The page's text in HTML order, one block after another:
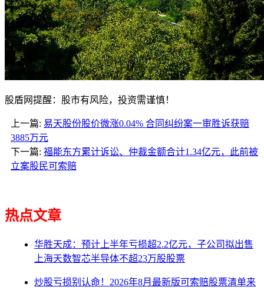
股盾网提醒：股市有风险，投资需谨慎！
上一篇: 易天股份股价微涨0.04% 合同纠纷案一审胜诉获赔
3885万元
下一篇: 福能东方累计诉讼、仲裁金额合计1.34亿元，此前被
立案股民可索赔
热点文章
华胜天成：预计上半年亏损超2.2亿元，子公司拟出售
上海天数智芯半导体不超23万股股票
炒股亏损别认命！2026年8月最新版可索赔股票清单来